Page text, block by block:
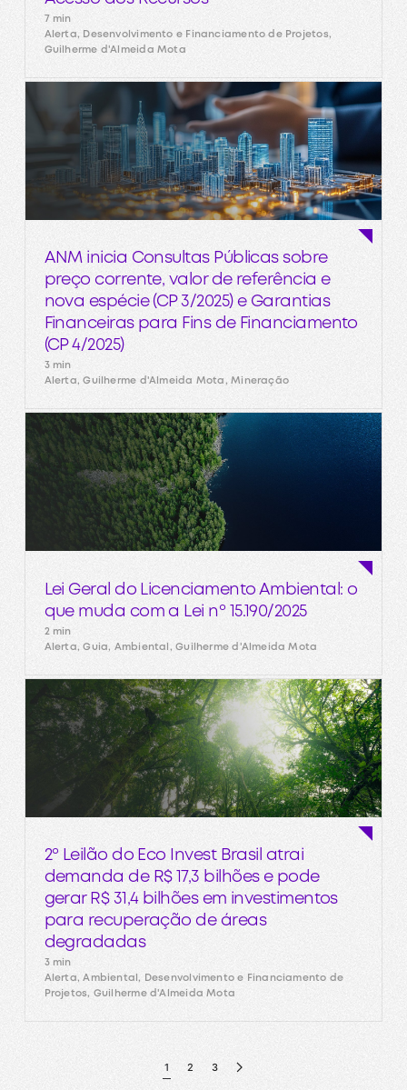
7 min
Alerta, Desenvolvimento e Financiamento de Projetos,
Guilherme d'Almeida Mota
ANM inicia Consultas Públicas sobre
preço corrente, valor de referência e
nova espécie (CP 3/2025) e Garantias
Financeiras para Fins de Financiamento
(CP 4/2025)
3 min
Alerta, Guilherme d'Almeida Mota, Mineração
Lei Geral do Licenciamento Ambiental: o
que muda com a Lei nº 15.190/2025
2 min
Alerta, Guia, Ambiental, Guilherme d'Almeida Mota
2º Leilão do Eco Invest Brasil atrai
demanda de R$ 17,3 bilhões e pode
gerar R$ 31,4 bilhões em investimentos
para recuperação de áreas
degradadas
3 min
Alerta, Ambiental, Desenvolvimento e Financiamento de
Projetos, Guilherme d'Almeida Mota
1 2 3